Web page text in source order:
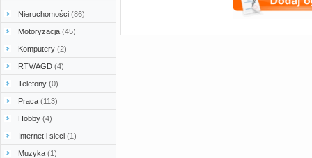
Nieruchomości (86)
Motoryzacja (45)
Komputery (2)
RTV/AGD (4)
Telefony (0)
Praca (113)
Hobby (4)
Internet i sieci (1)
Muzyka (1)